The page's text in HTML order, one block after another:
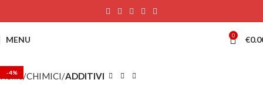
MENU 0 €
-4%
Home CHIMICI ADDITIVI